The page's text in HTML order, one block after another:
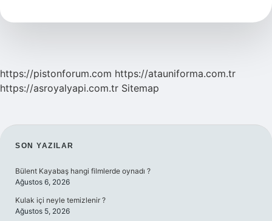
https://pistonforum.com https://atauniforma.com.tr
https://asroyalyapi.com.tr Sitemap
SIDEBAR
SON YAZILAR
Bülent Kayabaş hangi filmlerde oynadı ?
Ağustos 6, 2026
Kulak içi neyle temizlenir ?
Ağustos 5, 2026